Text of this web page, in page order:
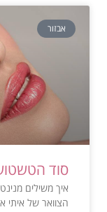
אבזור
סוד
הצוואר של איתי